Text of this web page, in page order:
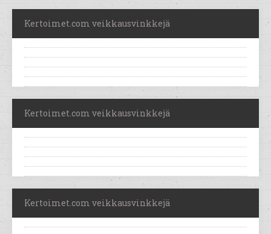
Kertoimet.com veikkausvinkkejä
Kertoimet.com veikkausvinkkejä
Kertoimet.com veikkausvinkkejä